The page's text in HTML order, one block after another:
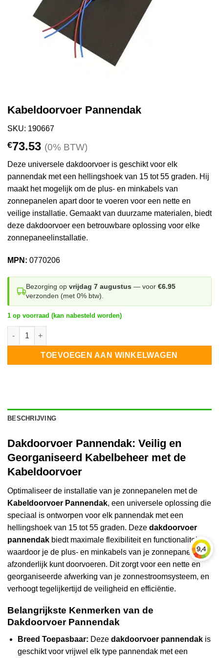
Kabeldoorvoer Pannendak
SKU: 190667
€73.53 (0% BTW)
Deze universele dakdoorvoer is geschikt voor elk
pannendak met een hellingshoek van 15 tot 55 graden. Hij
maakt het mogelijk om de plus- en minkabels van
zonnepanelen apart door te voeren voor een nette en
veilige installatie. Gemaakt van duurzame materialen, biedt
deze dakdoorvoer een betrouwbare oplossing voor elke
zonnepaneelinstallatie.
MPN: 0770206
Bezorging op vrijdag 7 augustus — voor €6.95
verzonden (met 0% btw).
1 op voorraad (kan nabesteld worden)
Kabeldoorvoer Pannendak aantal
TOEVOEGEN AAN WINKELWAGEN
BESCHRIJVING
Dakdoorvoer Pannendak: Veilig en
Georganiseerd Kabelbeheer met de
Kabeldoorvoer
Optimaliseer de installatie van je zonnepanelen met de
Kabeldoorvoer Pannendak, een universele oplossing die
speciaal is ontworpen voor elk pannendak met een
hellingshoek van 15 tot 55 graden. Deze dakdoorvoer
pannendak biedt maximale flexibiliteit en functionaliteit,
waardoor je de plus- en minkabels van je zonnepanelen
afzonderlijk kunt doorvoeren. Dit zorgt voor een nette en
georganiseerde afwerking van je zonnestroomsysteem, en
verhoogt tegelijkertijd de veiligheid en efficiëntie.
Belangrijkste Kenmerken van de
Dakdoorvoer Pannendak
Breed Toepasbaar: Deze dakdoorvoer pannendakis
geschikt voor vrijwel elk type pannendak met een